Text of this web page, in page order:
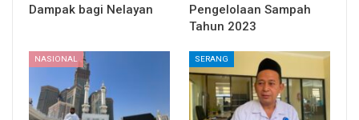
Dampak bagi Nelayan
Pengelolaan Sampah
Tahun 2023
NASIONAL SERANG